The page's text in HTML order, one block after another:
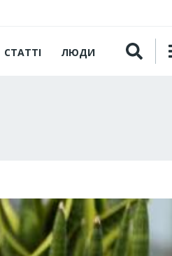
СТАТТІ ЛЮДИ